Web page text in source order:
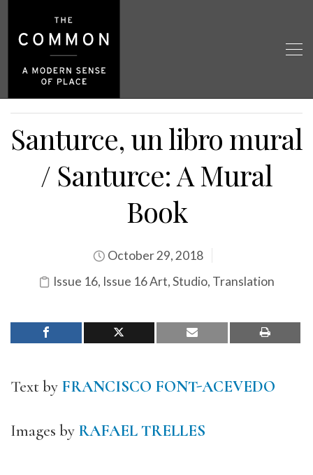
Santurce, un libro mural
/ Santurce: A Mural
Book
October 29, 2018
Issue 16, Issue 16 Art,Studio, Translation
Text by FRANCISCO FONT-ACEVEDO
Images by RAFAEL TRELLES